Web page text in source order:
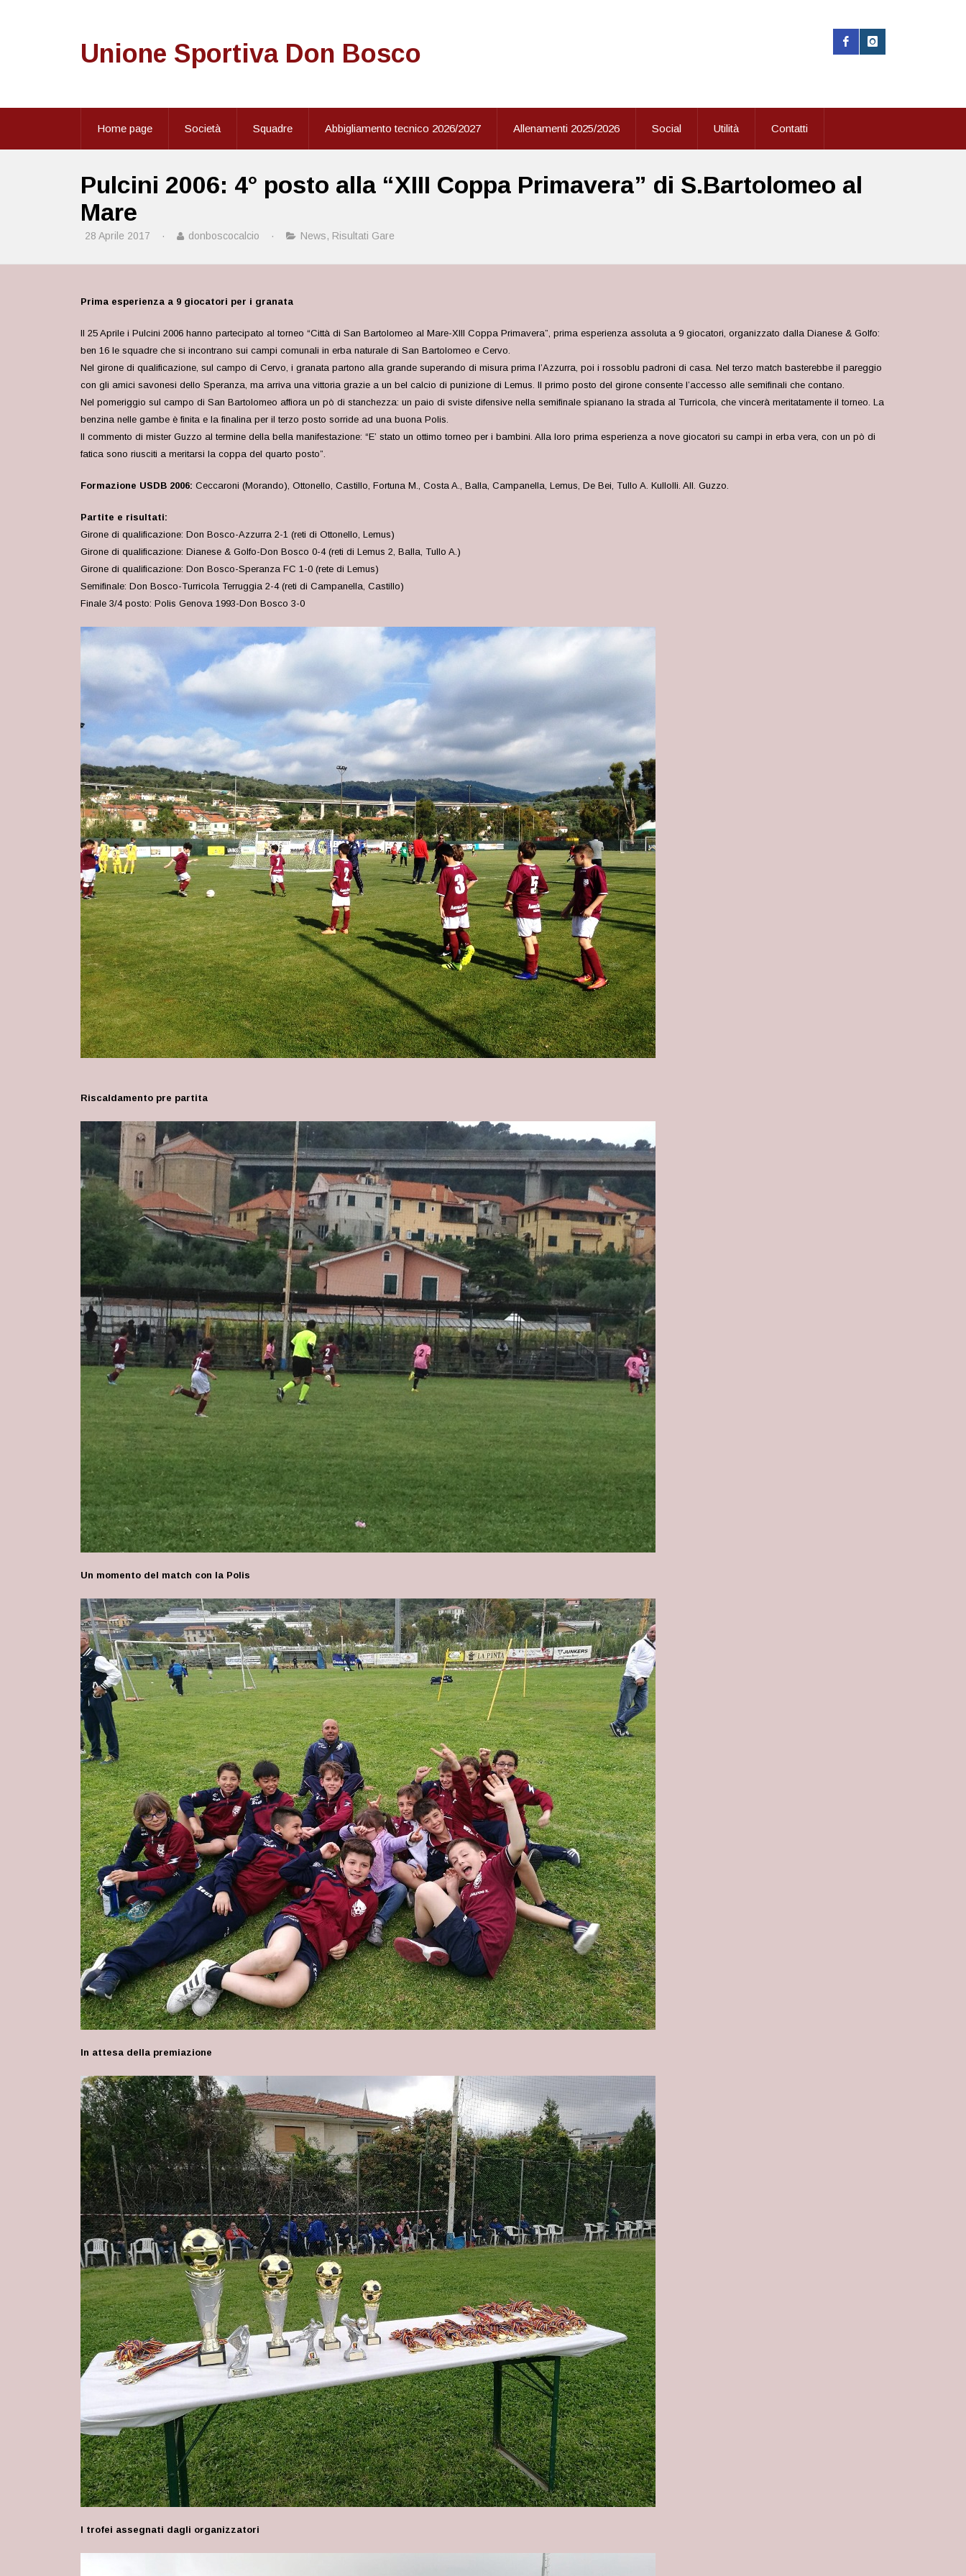
Unione Sportiva Don Bosco
Home page Società Squadre Abbigliamento tecnico 2026/2027 Allenamenti 2025/2026 Social Utilità Contatti
Pulcini 2006: 4° posto alla “XIII Coppa Primavera” di S.Bartolomeo al
Mare
28 Aprile 2017 · donboscocalcio · News, Risultati Gare
Prima esperienza a 9 giocatori per i granata
Il 25 Aprile i Pulcini 2006 hanno partecipato al torneo “Città di San Bartolomeo al Mare-XIII Coppa Primavera”, prima esperienza assoluta a 9 giocatori, organizzato dalla Dianese & Golfo:
ben 16 le squadre che si incontrano sui campi comunali in erba naturale di San Bartolomeo e Cervo.
Nel girone di qualificazione, sul campo di Cervo, i granata partono alla grande superando di misura prima l’Azzurra, poi i rossoblu padroni di casa. Nel terzo match basterebbe il pareggio
con gli amici savonesi dello Speranza, ma arriva una vittoria grazie a un bel calcio di punizione di Lemus. Il primo posto del girone consente l’accesso alle semifinali che contano.
Nel pomeriggio sul campo di San Bartolomeo affiora un pò di stanchezza: un paio di sviste difensive nella semifinale spianano la strada al Turricola, che vincerà meritatamente il torneo. La
benzina nelle gambe è finita e la finalina per il terzo posto sorride ad una buona Polis.
Il commento di mister Guzzo al termine della bella manifestazione: “E’ stato un ottimo torneo per i bambini. Alla loro prima esperienza a nove giocatori su campi in erba vera, con un pò di
fatica sono riusciti a meritarsi la coppa del quarto posto”.
Formazione USDB 2006: Ceccaroni (Morando), Ottonello, Castillo, Fortuna M., Costa A., Balla, Campanella, Lemus, De Bei, Tullo A. Kullolli. All. Guzzo.
Partite e risultati:
Girone di qualificazione: Don Bosco-Azzurra 2-1 (reti di Ottonello, Lemus)
Girone di qualificazione: Dianese & Golfo-Don Bosco 0-4 (reti di Lemus 2, Balla, Tullo A.)
Girone di qualificazione: Don Bosco-Speranza FC 1-0 (rete di Lemus)
Semifinale: Don Bosco-Turricola Terruggia 2-4 (reti di Campanella, Castillo)
Finale 3/4 posto: Polis Genova 1993-Don Bosco 3-0
Riscaldamento pre partita
Un momento del match con la Polis
In attesa della premiazione
I trofei assegnati dagli organizzatori